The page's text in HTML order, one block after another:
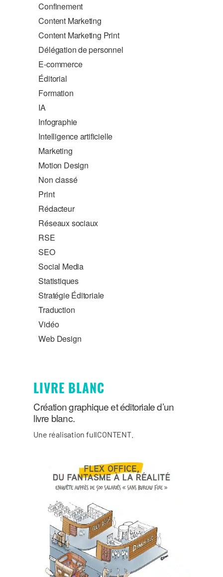
Confinement
Content Marketing
Content Marketing Print
Délégation de personnel
E-commerce
Éditorial
Formation
IA
Infographie
Intelligence artificielle
Marketing
Motion Design
Non classé
Print
Rédacteur
Réseaux sociaux
RSE
SEO
Social Media
Statistiques
Stratégie Éditoriale
Traduction
Vidéo
Web Design
LIVRE BLANC
Création graphique et éditoriale d’un
livre blanc.
Une réalisation fullCONTENT.